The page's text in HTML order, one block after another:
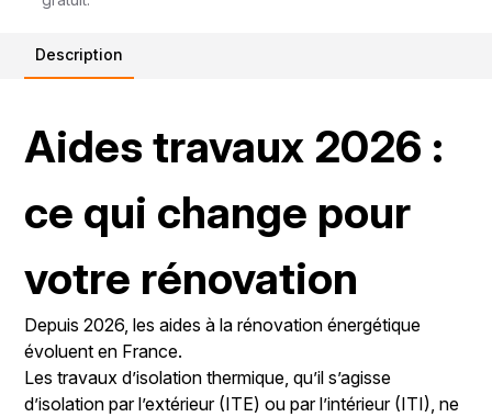
Description
Aides travaux 2026 :
ce qui change pour
votre rénovation
Depuis 2026, les aides à la rénovation énergétique
évoluent en France.
Les travaux d’isolation thermique, qu’il s’agisse
d’isolation par l’extérieur (ITE) ou par l’intérieur (ITI), ne